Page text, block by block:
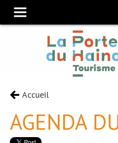
Accueil
AGENDA